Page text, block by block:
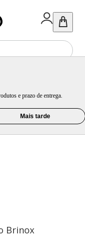
e prazo de entrega.
Mais tarde
Brinox